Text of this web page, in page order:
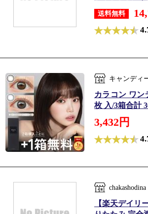
送料無料
キャンディ
カラコン ワン
枚 入/3箱合計
3,432円
【楽天デイリ